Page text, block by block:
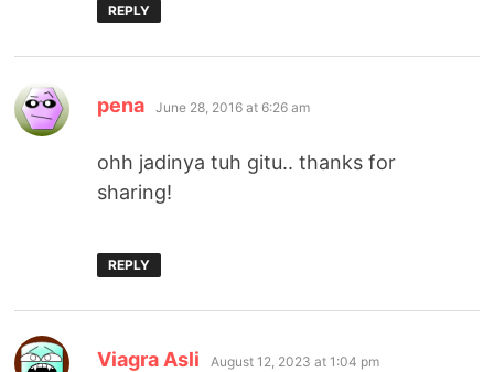
REPLY
pena says:
June 28, 2016 at 6:26 am
ohh jadinya tuh gitu.. thanks for
sharing!
REPLY
Viagra Asli says:
August 12, 2023 at 1:04 pm